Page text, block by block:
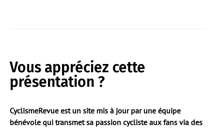
Vous appréciez cette
présentation ?
CyclismeRevue est un site mis à jour par une équipe
bénévole qui transmet sa passion cycliste aux fans via des